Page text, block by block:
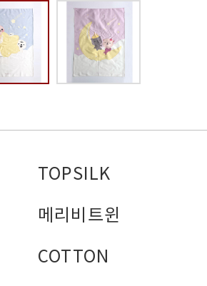
TOPSILK
메리비트윈
COTTON